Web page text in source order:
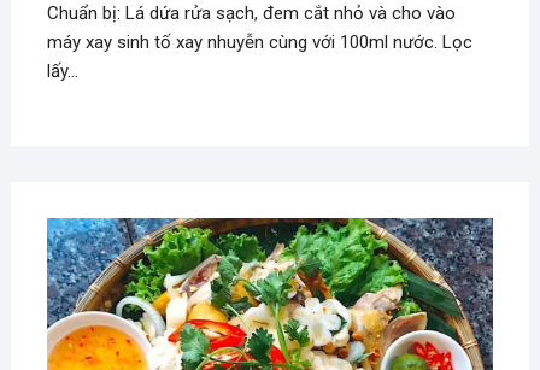
Chuẩn bị: Lá dứa rửa sạch, đem cắt nhỏ và cho vào
máy xay sinh tố xay nhuyễn cùng với 100ml nước. Lọc
lấy…